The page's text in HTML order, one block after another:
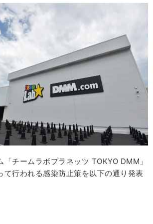
チームラボプラネッツ TOKYO DMM」
て行われる感染防止策を以下の通り発表